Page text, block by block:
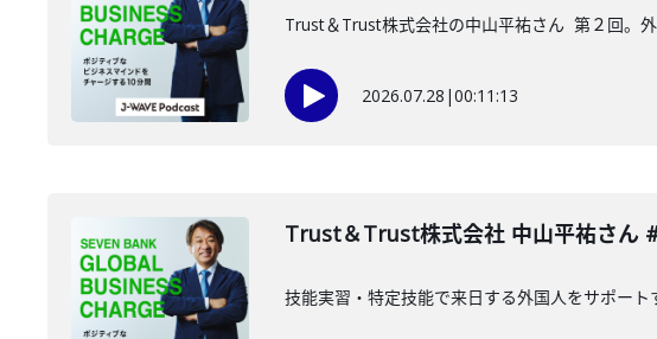
Trust＆Trust株式会社の中山平祐さん 第２回。
2026.07.28 |00:11:13
Trust＆Trust株式会社 中山平祐さん
技能実習・特定技能で来日する外国人をサポー